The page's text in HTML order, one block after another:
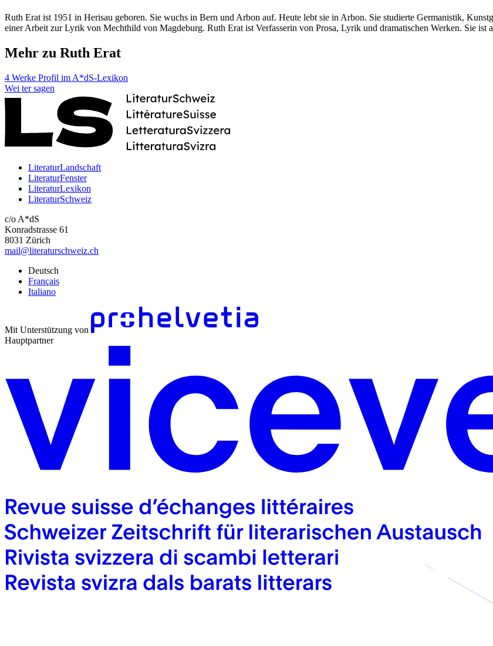
Ruth Erat ist 1951 in Herisau geboren. Sie wuchs in Bern und Arbon auf. Heute lebt sie in Arbon. Sie studierte Germanistik,
einer Arbeit zur Lyrik von Mechthild von Magdeburg. Ruth Erat ist Verfasserin von Prosa, Lyrik und dramatischen Werken. Sie ist
Mehr zu Ruth Erat
4 Werke Profil im A*dS-Lexikon
Wei ter sagen
LiteraturLandschaft
LiteraturFenster
LiteraturLexikon
LiteraturSchweiz
c/o A*dS
Konradstrasse 61
8031 Zürich
mail@literaturschweiz.ch
Deutsch
Français
Italiano
Mit Unterstützung von
Hauptpartner